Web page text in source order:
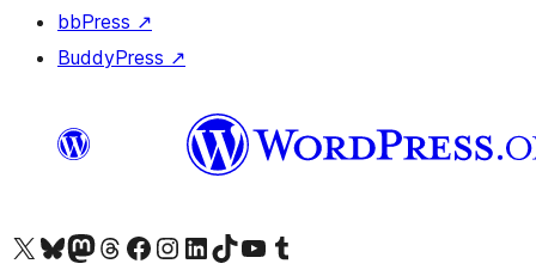
bbPress ↗
BuddyPress ↗
Visita la cuenta de X (anteriormente Twitter)
Visita a nosa conta de Bluesky
Visita a nosa conta de Mastodon
Visita a nosa conta de Threads
Visita a nosa páxina de Facebook
Visita a nosa conta de Instagram
Visita a nosa conta de LinkedIn
Visita a nosa conta de TikTok
Visita a nosa canle de YouTube
Visita a nosa conta de Tumblr